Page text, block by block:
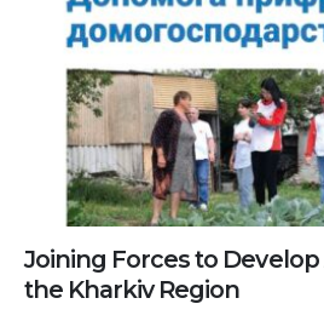
Joining Forces to
the Kharkiv Region